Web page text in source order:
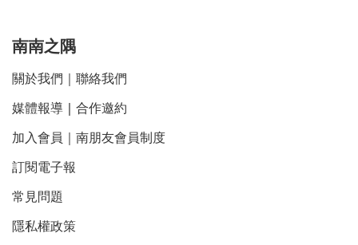
南南之隅
關於我們 聯絡我們
媒體報導 合作邀約
加入會員｜南朋友會員制度
訂閱電子報
常見問題
隱私權政策